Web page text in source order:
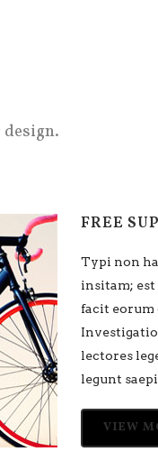
qui
ii
FREE
Typi non
insitam; est
facit
lectores
legunt
VIEW